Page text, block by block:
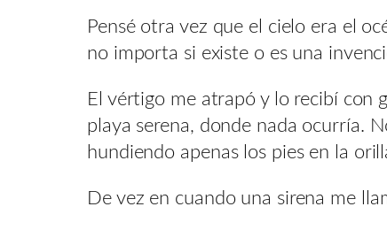
Pensé otra vez que el cielo era el
no importa si existe o es una
El vértigo me atrapó y lo recibí con
playa serena, donde nada ocurría.
hundiendo apenas los pies en la
De vez en cuando una sirena me